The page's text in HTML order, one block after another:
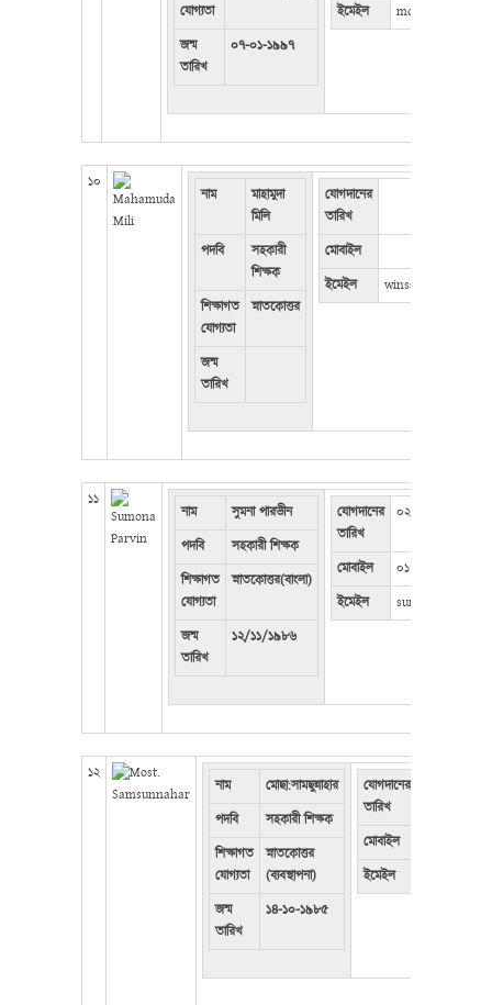
যোগ্যতা
জন্ম
তারিখ
০৭-০১-১৯৯৭
ইমেইল
১০
নাম
মাহামুদা
মিলি
পদবি
সহকারী
শিক্ষক
শিক্ষাগত
যোগ্যতা
স্নাতকোত্তর
জন্ম
তারিখ
যোগদানের
তারিখ
মোবাইল
ইমেইল
১১
নাম
সুমনা পারভীন
পদবি
সহকারী শিক্ষক
শিক্ষাগত
যোগ্যতা
স্নাতকোত্তর(বাংলা)
জন্ম
তারিখ
১২/১১/১৯৮৬
যোগদানের
তারিখ
০২/০৩/২০১৫
মোবাইল
০১৭৩৭৬১১৮১৬
ইমেইল
১২
নাম
মোছা:সামছুন্নাহার
পদবি
সহকারী শিক্ষক
শিক্ষাগত
যোগ্যতা
স্নাতকোত্তর
(ব্যবস্থাপনা)
জন্ম
তারিখ
১৪-১০-১৯৮৫
যোগদানের
তারিখ
মোবাইল
ইমেইল